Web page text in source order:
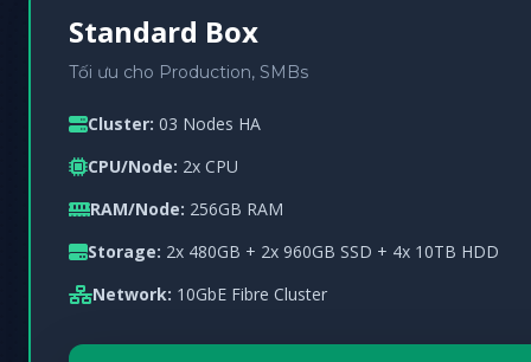
Standard Box
Tối ưu cho Production, SMBs
Cluster: 03 Nodes HA
CPU/Node: 2x CPU
RAM/Node: 256GB RAM
Storage: 2x 480GB + 2x 960GB SSD + 4x 10TB HDD
Network: 10GbE Fibre Cluster